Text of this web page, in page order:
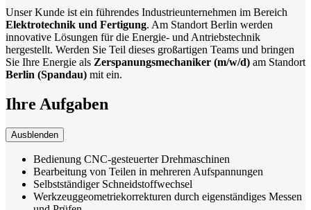
Unser Kunde ist ein führendes Industrieunternehmen im Bereich
Elektrotechnik und Fertigung. Am Standort Berlin werden
innovative Lösungen für die Energie- und Antriebstechnik
hergestellt. Werden Sie Teil dieses großartigen Teams und bringen
Sie Ihre Energie als Zerspanungsmechaniker (m/w/d) am Standort
Berlin (Spandau) mit ein.
Ihre Aufgaben
Ausblenden
Bedienung CNC-gesteuerter Drehmaschinen
Bearbeitung von Teilen in mehreren Aufspannungen
Selbstständiger Schneidstoffwechsel
Werkzeuggeometriekorrekturen durch eigenständiges Messen